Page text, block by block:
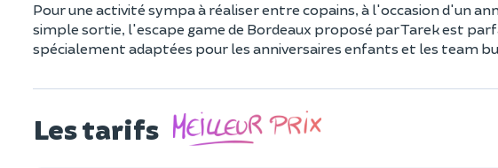
Pour une activité sympa à réaliser entre copains, à l'occasion d'un
simple sortie, l'escape game de Bordeaux proposé par Tarek est
spécialement adaptées pour les anniversaires enfants et les team
Les tarifs